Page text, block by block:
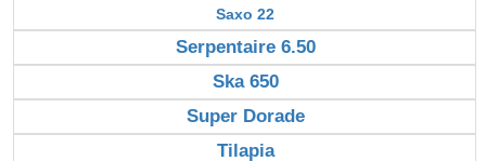
Saxo 22
Serpentaire 6.50
Ska 650
Super Dorade
Tilapia